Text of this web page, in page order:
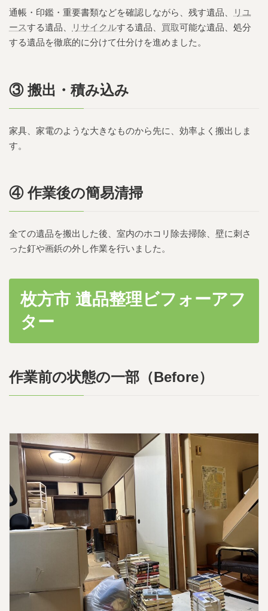
通帳・印鑑・重要書類などを確認しながら、残す遺品、
リユ
ースする遺品、 リサイクルする遺品、 買取可能な遺品、処分
する遺品を徹底的に分けて仕分けを進めました。
③ 搬出・積み込み
家具、家電のような大きなものから先に、効率よく搬出しま
す。
④ 作業後の簡易清掃
全ての遺品を搬出した後、室内のホコリ除去掃除、壁に刺さ
った釘や画鋲の外し作業を行いました。
枚方市 遺品整理ビフォーアフ
ター
作業前の状態の一部（Before）